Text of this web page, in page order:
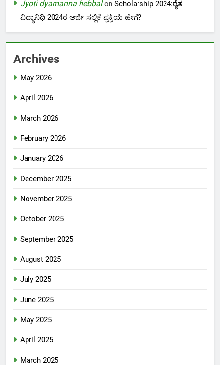
Jyoti dyamanna hebbalon Scholarship 2024:ರೈತ
ವಿದ್ಯಾನಿಧಿ 2024ರ ಅರ್ಜಿ ಸಲ್ಲಿಕೆ ಪ್ರಕ್ರಿಯೆ ಹೇಗೆ?
Archives
May 2026
April 2026
March 2026
February 2026
January 2026
December 2025
November 2025
October 2025
September 2025
August 2025
July 2025
June 2025
May 2025
April 2025
March 2025